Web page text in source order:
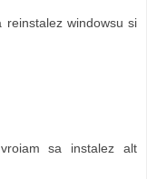
windowsu si
sa instalez alt